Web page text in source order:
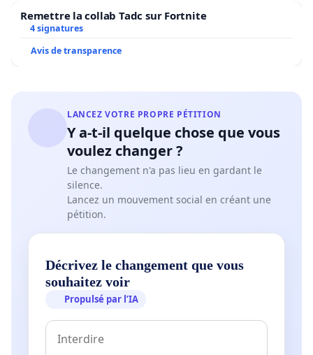
Remettre la collab Tadc sur Fortnite
4 signatures
Avis de transparence
LANCEZ VOTRE PROPRE PÉTITION
Y a-t-il quelque chose que vous
voulez changer ?
Le changement n'a pas lieu en gardant le
silence.
Lancez un mouvement social en créant une
pétition.
Décrivez le changement que vous
souhaitez voir
Propulsé par l’IA